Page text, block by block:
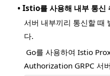
• Istio를 사용해 내부 통신
서버 내부끼리 통신할 때
다.
Go를 사용하여 Istio
Authorization GRPC 서